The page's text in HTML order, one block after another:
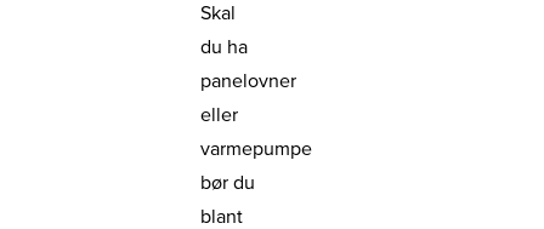
Skal
du ha
panelovner
eller
varmepumpe
bør du
blant